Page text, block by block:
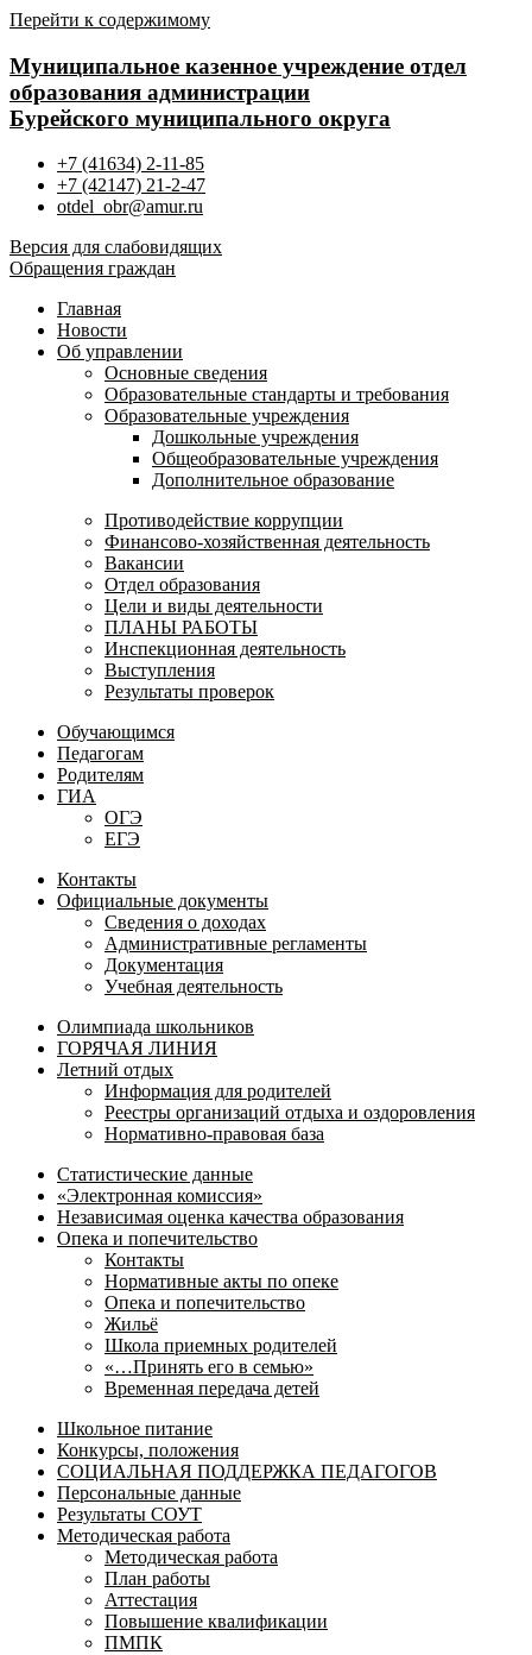
Перейти к содержимому
Муниципальное казенное учреждение отдел
образования администрации
Бурейского муниципального округа
+7 (41634) 2-11-85
+7 (42147) 21-2-47
otdel_obr@amur.ru
Версия для слабовидящих
Обращения граждан
Главная
Новости
Об управлении
Основные сведения
Образовательные стандарты и требования
Образовательные учреждения
Дошкольные учреждения
Общеобразовательные учреждения
Дополнительное образование
Противодействие коррупции
Финансово-хозяйственная деятельность
Вакансии
Отдел образования
Цели и виды деятельности
ПЛАНЫ РАБОТЫ
Инспекционная деятельность
Выступления
Результаты проверок
Обучающимся
Педагогам
Родителям
ГИА
ОГЭ
ЕГЭ
Контакты
Официальные документы
Сведения о доходах
Административные регламенты
Документация
Учебная деятельность
Олимпиада школьников
ГОРЯЧАЯ ЛИНИЯ
Летний отдых
Информация для родителей
Реестры организаций отдыха и оздоровления
Нормативно-правовая база
Статистические данные
«Электронная комиссия»
Независимая оценка качества образования
Опека и попечительство
Контакты
Нормативные акты по опеке
Опека и попечительство
Жильё
Школа приемных родителей
«…Принять его в семью»
Временная передача детей
Школьное питание
Конкурсы, положения
СОЦИАЛЬНАЯ ПОДДЕРЖКА ПЕДАГОГОВ
Персональные данные
Результаты СОУТ
Методическая работа
Методическая работа
План работы
Аттестация
Повышение квалификации
ПМПК